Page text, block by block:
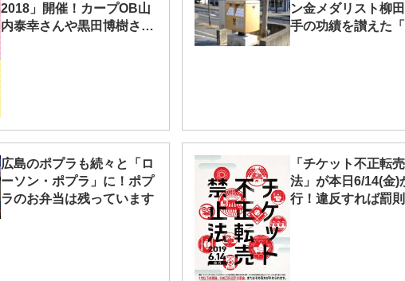
2018」開催！カープOB山
内泰幸さんや黒田博樹さん
ン金メダリスト柳
手の功績を讃えた
ドポスト」設置！
広島のポプラも続々と「ロ
ーソン・ポプラ」に！ポプ
ラのお弁当は残っています
「チケット不正転
法」が本日6/14(金)
行！違反すれば罰